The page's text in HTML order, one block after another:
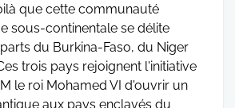
que cette communauté
sous-continentale se délite
du Burkina-Faso, du Niger
trois pays rejoignent l'initiative
le roi Mohamed VI d'ouvrir un
aux pays enclavés du